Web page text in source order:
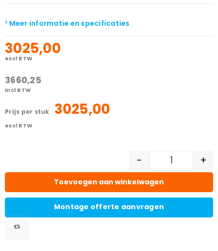
Meer informatie en specificaties
3025,00
excl BTW
3660,25
incl BTW
prijs per stuk 3025,00
excl BTW
- +
Toevoegen aan winkelwagen
Montage offerte aanvragen